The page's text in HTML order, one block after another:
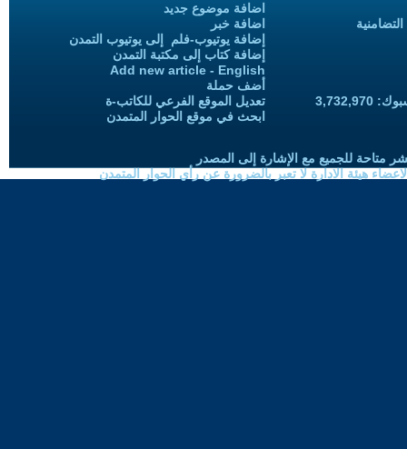
اضافة موضوع جديد
اضافة خبر
إضافة يوتيوب-فلم إلى يوتيوب التمدن
إضافة كتاب إلى مكتبة التمدن
Add new article - English
أضف حملة
تعديل الموقع الفرعي للكاتب-ة
ابحث في موقع الحوار المتمدن
متاحة للجميع مع الإشارة إلى المصدر
هيئة الادارة لا تعبر بالضرورة عن رأي الحوار المتمدن